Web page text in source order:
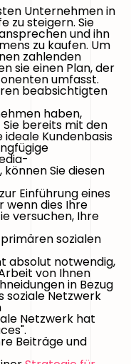
Unternehmen in
zu steigern. Sie
und ihn
zu kaufen. Um
zahlenden
sie einen Plan, der
umfasst.
beabsichtigten
haben,
bereits mit den
Kundenbasis
Sie diesen
Einführung eines
wenn dies Ihre
versuchen, Ihre
sozialen
absolut notwendig,
von Ihnen
in Bezug
soziale Netzwerk
Netzwerk hat
Beiträge und